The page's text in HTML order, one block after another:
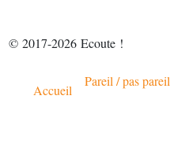
© 2017-2026 Ecoute !
Accueil
Pareil / pas pareil